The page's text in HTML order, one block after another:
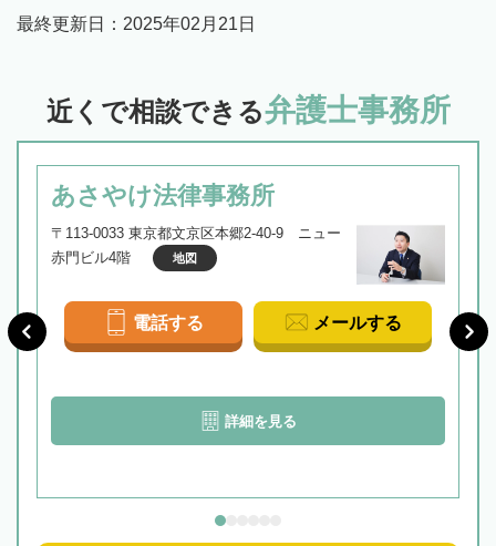
最終更新日： 2025年02月21日
近くで相談できる弁護士事務所
あさやけ法律事務所
〒113-0033 東京都文京区本郷2-40-9 ニュー
赤門ビル4階
地図
電話する メールする
詳細を見る